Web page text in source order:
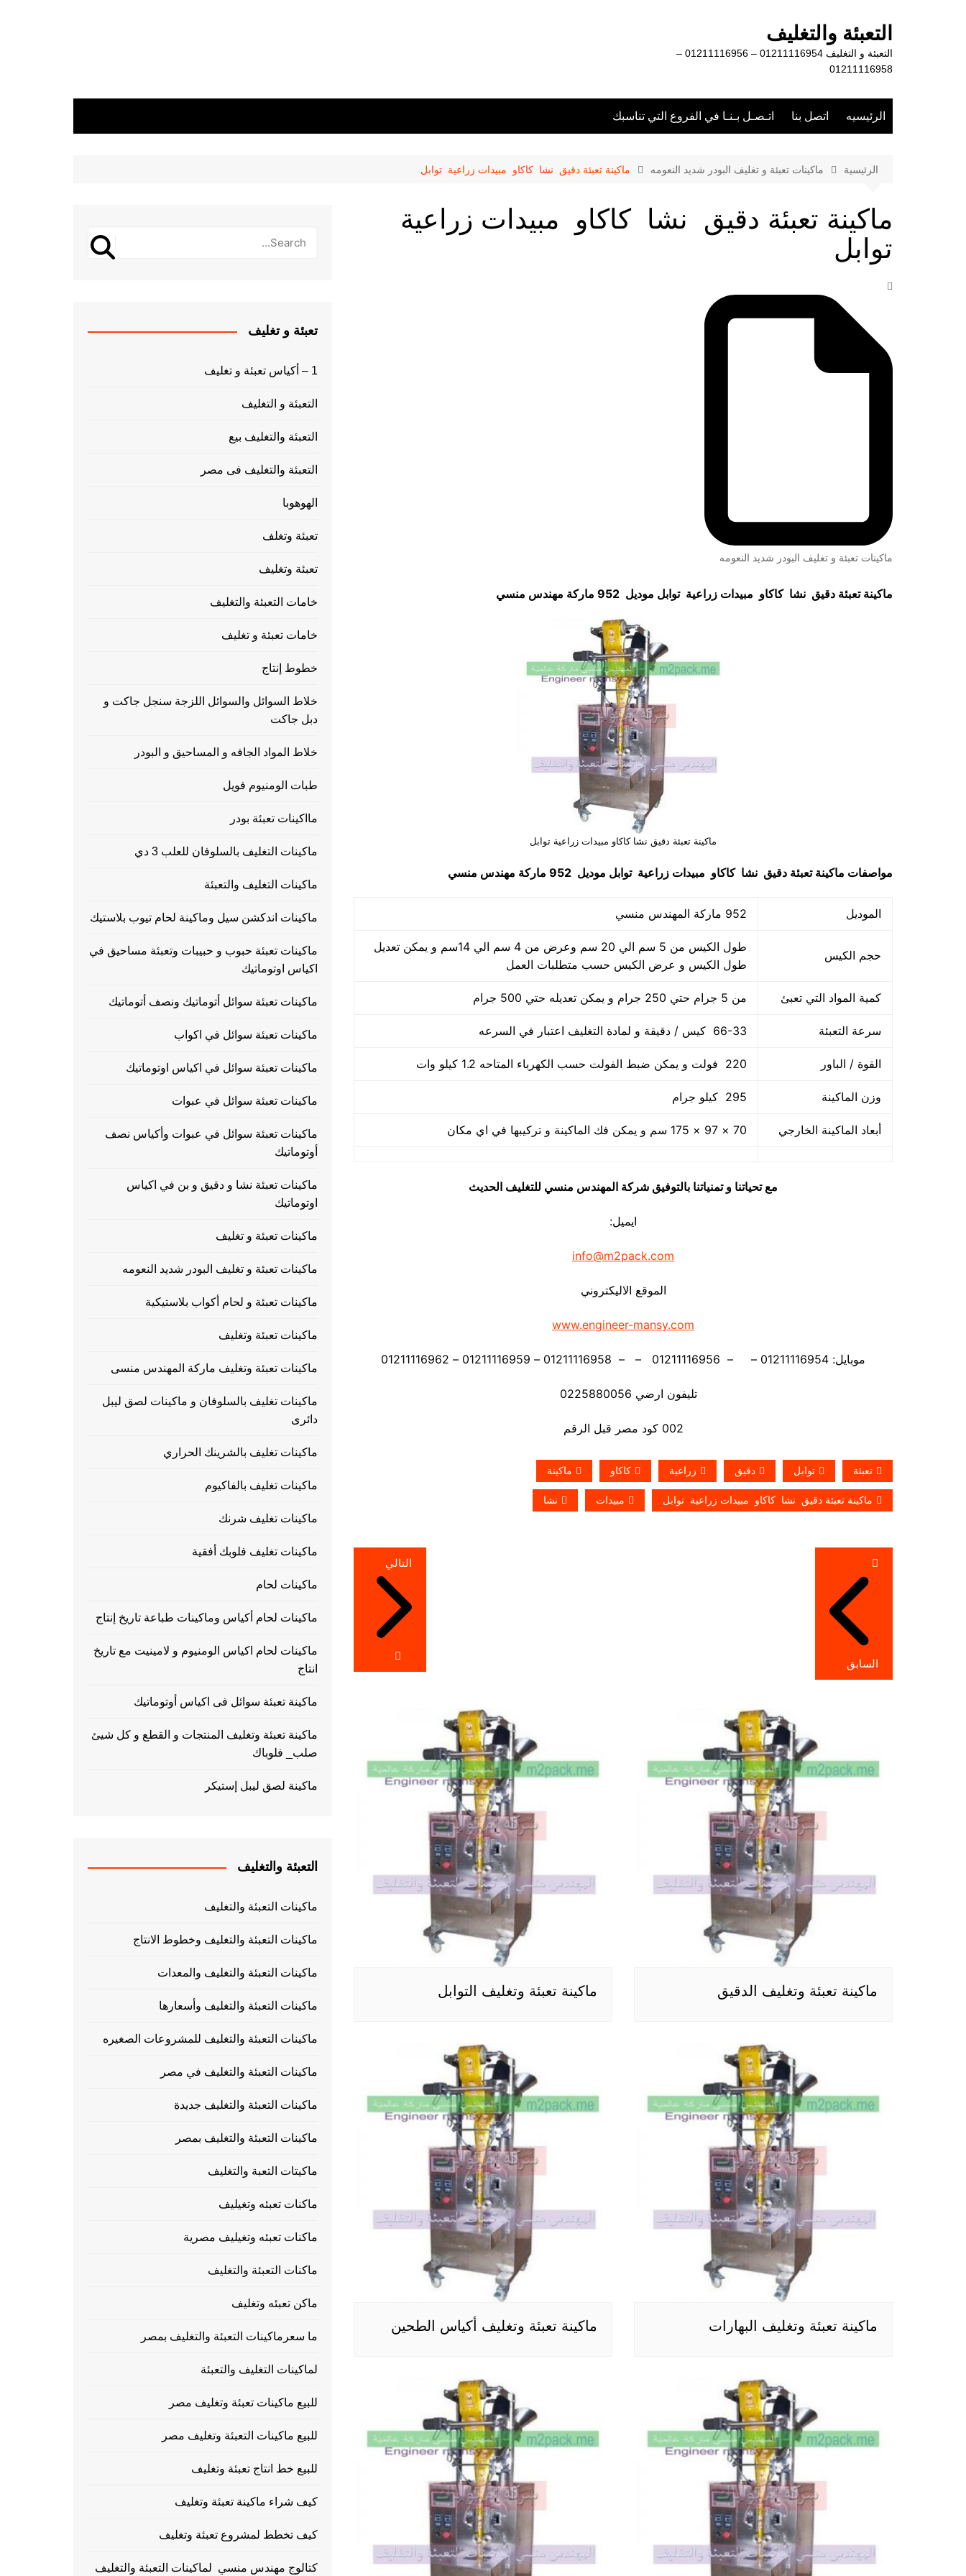
التعبئة والتغليف
التعبئة و التغليف 01211116954 – 01211116956 –
01211116958
الرئيسيه اتصل بنا اتـصـل بـنـا في الفروع التي تناسبك
الرئيسية ماكينات تعبئة و تغليف البودر شديد النعومه ماكينة تعبئة دقيق نشا كاكاو مبيدات زراعية توابل
ماكينة تعبئة دقيق نشا كاكاو مبيدات زراعية
توابل
ماكينات تعبئة و تغليف البودر شديد النعومه
ماكينة تعبئة دقيق نشا كاكاو مبيدات زراعية توابل موديل 952 ماركة مهندس منسي
ماكينة تعبئة دقيق نشا كاكاو مبيدات زراعية توابل
مواصفات ماكينة تعبئة دقيق نشا كاكاو مبيدات زراعية توابل موديل 952 ماركة مهندس منسي
الموديل 952 ماركة المهندس منسي
حجم الكيس
طول الكيس من 5 سم الي 20 سم وعرض من 4 سم الي 14سم و يمكن تعديل
طول الكيس و عرض الكيس حسب متطلبات العمل
كمية المواد التي تعبئ من 5 جرام حتي 250 جرام و يمكن تعديله حتي 500 جرام
سرعة التعبئة 66-33 كيس / دقيقة و لمادة التغليف اعتبار في السرعه
القوة / الباور 220 فولت و يمكن ضبط الفولت حسب الكهرباء المتاحه 1.2 كيلو وات
وزن الماكينة 295 كيلو جرام
أبعاد الماكينة الخارجي 70 × 97 × 175 سم و يمكن فك الماكينة و تركيبها في اي مكان
مع تحياتنا و تمنياتنا بالتوفيق شركة المهندس منسي للتغليف الحديث
ايميل:
info@m2pack.com
الموقع الاليكتروني
www.engineer-mansy.com
موبايل: 01211116954 – – 01211116956 – – 01211116958 – 01211116959 – 01211116962
تليفون ارضي 0225880056
002 كود مصر قبل الرقم
تعبئة توابل دقيق زراعية كاكاو ماكينة
ماكينة تعبئة دقيق نشا كاكاو مبيدات زراعية توابل مبيدات نشا
تصفّح
المقالات
السابق
التالي
ماكينة تعبئة وتغليف الدقيق ماكينة تعبئة وتغليف التوابل
ماكينة تعبئة وتغليف البهارات ماكينة تعبئة وتغليف أكياس الطحين
تعبئة و تغليف
1 – أكياس تعبئة و تغليف
التعبئة و التغليف
التعبئة والتغليف بيع
التعبئة والتغليف فى مصر
الهوهوبا
تعبئة وتغلف
تعبئة وتغليف
خامات التعبئة والتغليف
خامات تعبئة و تغليف
خطوط إنتاج
خلاط السوائل والسوائل اللزجة سنجل جاكت و
دبل جاكت
خلاط المواد الجافه و المساحيق و البودر
طبات الومنيوم فويل
مااكينات تعبئة بودر
ماكينات التغليف بالسلوفان للعلب 3 دي
ماكينات التغليف والتعبئة
ماكينات اندكشن سيل وماكينة لحام تيوب بلاستيك
ماكينات تعبئة حبوب و حبيبات وتعبئة مساحيق في
اكياس اوتوماتيك
ماكينات تعبئة سوائل أتوماتيك ونصف أتوماتيك
ماكينات تعبئة سوائل في اكواب
ماكينات تعبئة سوائل في اكياس اوتوماتيك
ماكينات تعبئة سوائل في عبوات
ماكينات تعبئة سوائل في عبوات وأكياس نصف
أوتوماتيك
ماكينات تعبئة نشا و دقيق و بن في اكياس
اوتوماتيك
ماكينات تعبئة و تغليف
ماكينات تعبئة و تغليف البودر شديد النعومه
ماكينات تعبئة و لحام أكواب بلاستيكية
ماكينات تعبئة وتغليف
ماكينات تعبئة وتغليف ماركة المهندس منسى
ماكينات تغليف بالسلوفان و ماكينات لصق ليبل
دائرى
ماكينات تغليف بالشرينك الحراري
ماكينات تغليف بالفاكيوم
ماكينات تغليف شرنك
ماكينات تغليف فلوبك أفقية
ماكينات لحام
ماكينات لحام أكياس وماكينات طباعة تاريخ إنتاج
ماكينات لحام اكياس الومنيوم و لامينيت مع تاريخ
انتاج
ماكينة تعبئة سوائل فى اكياس أوتوماتيك
ماكينة تعبئة وتغليف المنتجات و القطع و كل شيئ
صلب_ فلوباك
ماكينة لصق ليبل إستيكر
التعبئة والتغليف
ماكينات التعبئة والتغليف
ماكينات التعبئة والتغليف وخطوط الانتاج
ماكينات التعبئة والتغليف والمعدات
ماكينات التعبئة والتغليف وأسعارها
ماكينات التعبئة والتغليف للمشروعات الصغيره
ماكينات التعبئة والتغليف في مصر
ماكينات التعبئة والتغليف جديدة
ماكينات التعبئة والتغليف بمصر
ماكيتات التعبة والتغليف
ماكنات تعبئه وتغيليف
ماكنات تعبئه وتغيليف مصرية
ماكنات التعبئة والتغليف
ماكن تعبئه وتغليف
ما سعرماكينات التعبئة والتغليف بمصر
لماكينات التغليف والتعبئة
للبيع ماكينات تعبئة وتغليف مصر
للبيع ماكينات التعبئة وتغليف مصر
للبيع خط انتاج تعبئة وتغليف
كيف شراء ماكينة تعبئة وتغليف
كيف تخطط لمشروع تعبئة وتغليف
كتالوج مهندس منسي لماكينات التعبئة والتغليف